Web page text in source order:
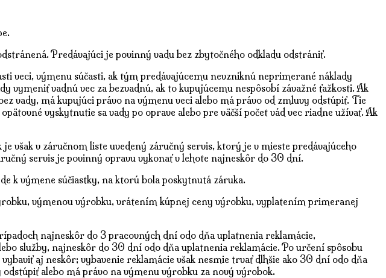
Predávajúci je povinný vadu bez zbytočného odkladu odstrániť.
veci, výmenu súčasti, ak tým predávajúcemu nevzniknú neprimerané náklady
vadnú vec za bezvadnú, ak to kupujúcemu nespôsobí závažné ťažkosti. Ak
vady, má kupujúci právo na výmenu veci alebo má právo od zmluvy odstúpiť. Tie
vyskytnutie sa vady po oprave alebo pre väčší počet vád vec riadne užívať. Ak
však v záručnom liste uvedený záručný servis, ktorý je v mieste predávajúceho
servis je povinný opravu vykonať v lehote najneskôr do 30 dní.
k výmene súčiastky, na ktorú bola poskytnutá záruka.
výmenou výrobku, vrátením kúpnej ceny výrobku, vyplatením primeranej
najneskôr do 3 pracovných dní odo dňa uplatnenia reklamácie,
služby, najneskôr do 30 dní odo dňa uplatnenia reklamácie. Po určení spôsobu
aj neskôr; vybavenie reklamácie však nesmie trvať dlhšie ako 30 dní odo dňa
alebo má právo na výmenu výrobku za nový výrobok.